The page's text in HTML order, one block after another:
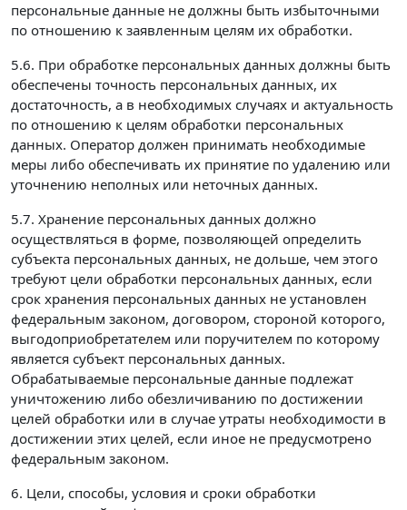
персональные данные не должны быть избыточными
по отношению к заявленным целям их обработки.
5.6. При обработке персональных данных должны быть
обеспечены точность персональных данных, их
достаточность, а в необходимых случаях и актуальность
по отношению к целям обработки персональных
данных. Оператор должен принимать необходимые
меры либо обеспечивать их принятие по удалению или
уточнению неполных или неточных данных.
5.7. Хранение персональных данных должно
осуществляться в форме, позволяющей определить
субъекта персональных данных, не дольше, чем этого
требуют цели обработки персональных данных, если
срок хранения персональных данных не установлен
федеральным законом, договором, стороной которого,
выгодоприобретателем или поручителем по которому
является субъект персональных данных.
Обрабатываемые персональные данные подлежат
уничтожению либо обезличиванию по достижении
целей обработки или в случае утраты необходимости в
достижении этих целей, если иное не предусмотрено
федеральным законом.
6. Цели, способы, условия и сроки обработки